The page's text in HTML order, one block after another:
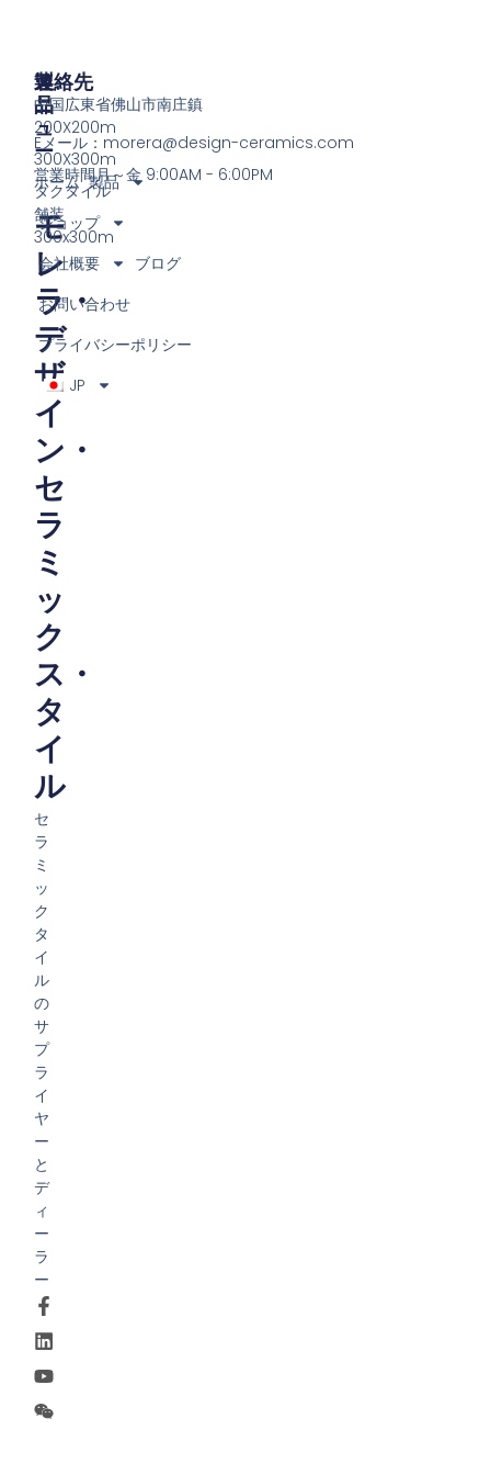
モ
レ
ラ・
デ
ザ
イ
ン・
セ
ラ
ミ
ッ
ク
ス・
タ
イ
ル
セ
ラ
ミ
ッ
ク
タ
イ
ル
の
サ
プ
ラ
イ
ヤ
ー
と
デ
ィ
ー
ラ
ー
製
品
200X200m
300X300m
タクタイル
舗装
300x300m
メ
ニ
ュ
ー
ホーム 製品
ショップ
会社概要
ブログ
お問い合わせ
プライバシーポリシー
JP
連絡先
中国広東省佛山市南庄鎮
Eメール： morera@design-ceramics.com
営業時間月～金 9:00AM - 6:00PM